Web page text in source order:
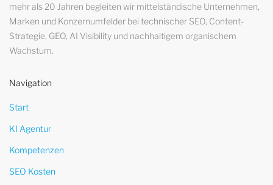
mehr als 20 Jahren begleiten wir mittelständische Unternehmen,
Marken und Konzernumfelder bei technischer SEO, Content-
Strategie, GEO, AI Visibility und nachhaltigem organischem
Wachstum.
Navigation
Start
KI Agentur
Kompetenzen
SEO Kosten